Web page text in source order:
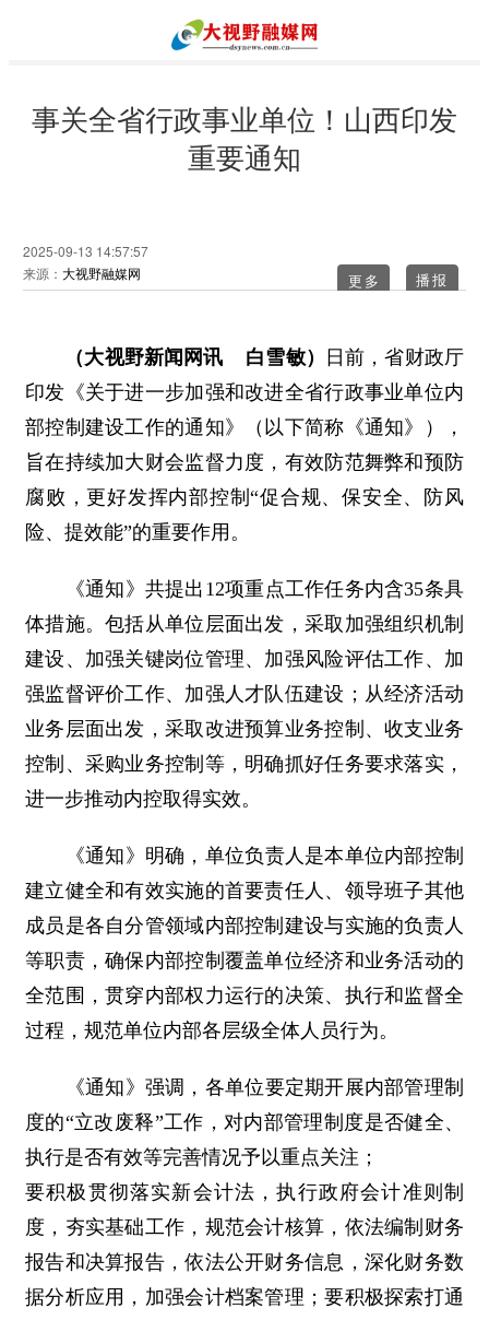
事关全省行政事业单位！山西印发
重要通知
2025-09-13 14:57:57
来源： 大视野融媒网 更多
（大视野新闻网讯 白雪敏）
日前，省财政厅
印发《关于进一步加强和改进全省行政事业单位内
部控制建设工作的通知》（以下简称《通知》），
旨在持续加大财会监督力度，有效防范舞弊和预防
腐败，更好发挥内部控制“促合规、保安全、防风
险、提效能”的重要作用。
《通知》共提出12项重点工作任务内含35条具
体措施。包括从单位层面出发，采取加强组织机制
建设、加强关键岗位管理、加强风险评估工作、加
强监督评价工作、加强人才队伍建设；从经济活动
业务层面出发，采取改进预算业务控制、收支业务
控制、采购业务控制等，明确抓好任务要求落实，
进一步推动内控取得实效。
《通知》明确，单位负责人是本单位内部控制
建立健全和有效实施的首要责任人、领导班子其他
成员是各自分管领域内部控制建设与实施的负责人
等职责，确保内部控制覆盖单位经济和业务活动的
全范围，贯穿内部权力运行的决策、执行和监督全
过程，规范单位内部各层级全体人员行为。
《通知》强调，各单位要定期开展内部管理制
度的“立改废释”工作，对内部管理制度是否健全、
执行是否有效等完善情况予以重点关注；
要积极贯彻落实新会计法，执行政府会计准则制
度，夯实基础工作，规范会计核算，依法编制财务
报告和决算报告，依法公开财务信息，深化财务数
据分析应用，加强会计档案管理；要积极探索打通